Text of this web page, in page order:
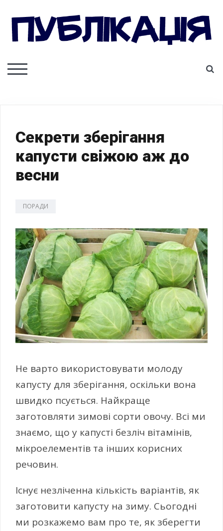
content
ПУБЛІКАЦІЯ
TOGGLE MOBILE MENU
Секрети зберігання
капусти свіжою аж до
весни
ПОРАДИ
Не варто використовувати молоду
капусту для зберігання, оскільки вона
швидко псується. Найкраще
заготовляти зимові сорти овочу. Всі ми
знаємо, що у капусті безліч вітамінів,
мікроелементів та інших корисних
речовин.
Існує незліченна кількість варіантів, як
заготовити капусту на зиму. Сьогодні
ми розкажемо вам про те, як зберегти